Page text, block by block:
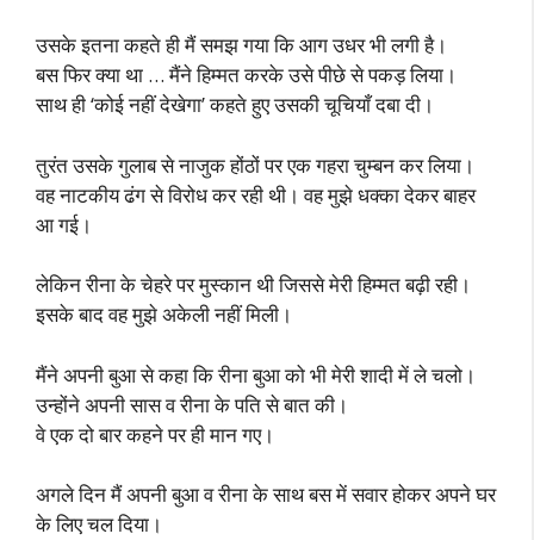
उसके इतना कहते ही मैं समझ गया कि आग उधर भी लगी है।
बस फिर क्या था … मैंने हिम्मत करके उसे पीछे से पकड़ लिया।
साथ ही ‘कोई नहीं देखेगा’ कहते हुए उसकी चूचियाँ दबा दी।
तुरंत उसके गुलाब से नाजुक होंठों पर एक गहरा चुम्बन कर लिया।
वह नाटकीय ढंग से विरोध कर रही थी। वह मुझे धक्का देकर बाहर
आ गई।
लेकिन रीना के चेहरे पर मुस्कान थी जिससे मेरी हिम्मत बढ़ी रही।
इसके बाद वह मुझे अकेली नहीं मिली।
मैंने अपनी बुआ से कहा कि रीना बुआ को भी मेरी शादी में ले चलो।
उन्होंने अपनी सास व रीना के पति से बात की।
वे एक दो बार कहने पर ही मान गए।
अगले दिन मैं अपनी बुआ व रीना के साथ बस में सवार होकर अपने घर
के लिए चल दिया।